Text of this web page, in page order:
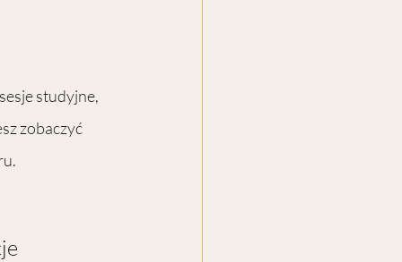
studyjne,
zobaczyć